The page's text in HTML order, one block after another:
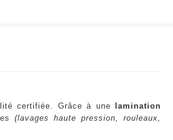
certifiée. Grâce à une
lamination
(lavages haute pression, rouleaux,